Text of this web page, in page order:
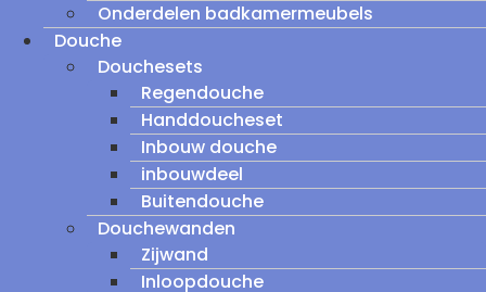
Onderdelen badkamermeubels
Douche
Douchesets
Regendouche
Handdoucheset
Inbouw douche
inbouwdeel
Buitendouche
Douchewanden
Zijwand
Inloopdouche